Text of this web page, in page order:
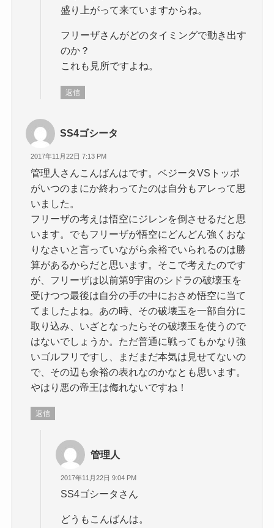
盛り上がって来ていますからね。
フリーザさんがどのタイミングで動き出す
のか？
これも見所ですよね。
返信
SS4ゴシータ
2017年11月22日 7:13 PM
管理人さんこんばんはです。ベジータVSトッポ
がいつのまにか終わってたのは自分もアレって思
いました。
フリーザの考えは悟空にジレンを倒させるだと思
います。でもフリーザが悟空にどんどん強くおな
りなさいと言っていながら余裕でいられるのは勝
算があるからだと思います。そこで考えたのです
が、フリーザは以前第9宇宙のシドラの破壊玉を
受けつつ最後は自分の手の中におさめ悟空に当て
てましたよね。あの時、その破壊玉を一部自分に
取り込み、いざとなったらその破壊玉を使うので
はないでしょうか。ただ普通に戦ってもかなり強
いゴルフリですし、まだまだ本気は見せてないの
で、その辺も余裕の表れなのかなとも思います。
やはり悪の帝王は侮れないですね！
返信
管理人
2017年11月22日 9:04 PM
SS4ゴシータさん
どうもこんばんは。